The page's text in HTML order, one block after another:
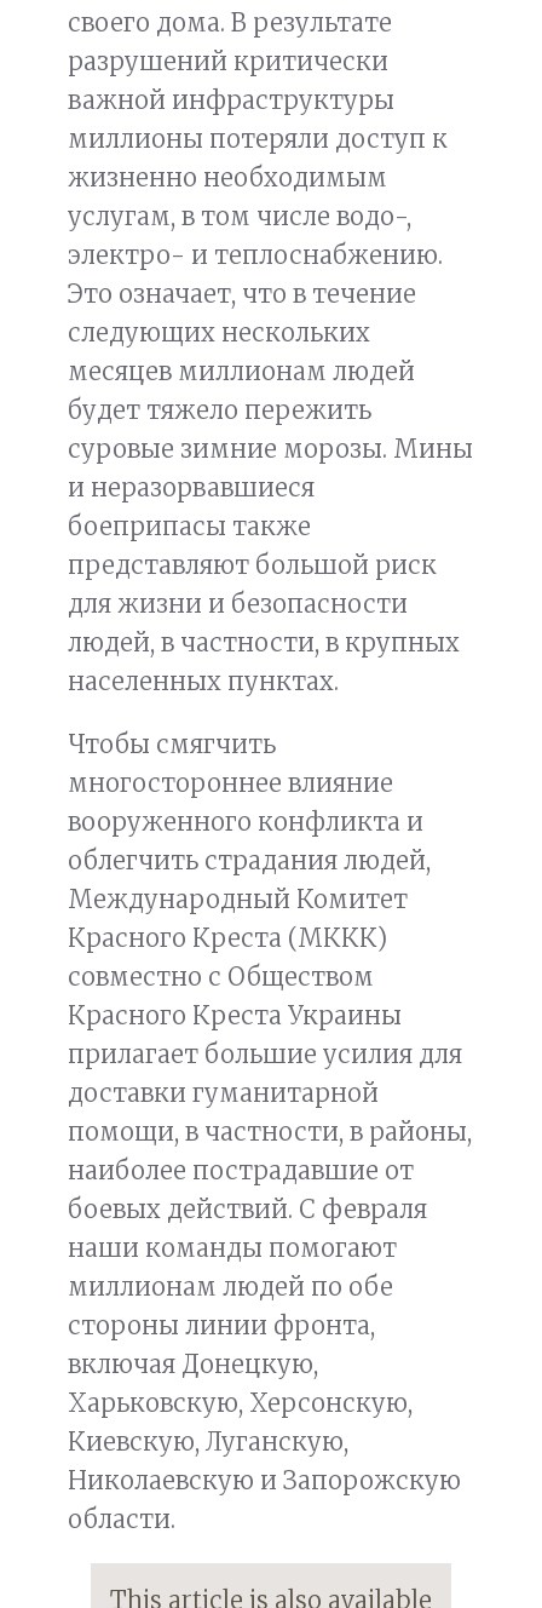
своего дома. В результате
разрушений критически
важной инфраструктуры
миллионы потеряли доступ к
жизненно необходимым
услугам, в том числе водо-,
электро- и теплоснабжению.
Это означает, что в течение
следующих нескольких
месяцев миллионам людей
будет тяжело пережить
суровые зимние морозы. Мины
и неразорвавшиеся
боеприпасы также
представляют большой риск
для жизни и безопасности
людей, в частности, в крупных
населенных пунктах.
Чтобы смягчить
многостороннее влияние
вооруженного конфликта и
облегчить страдания людей,
Международный Комитет
Красного Креста (МККК)
совместно с Обществом
Красного Креста Украины
прилагает большие усилия для
доставки гуманитарной
помощи, в частности, в районы,
наиболее пострадавшие от
боевых действий. С февраля
наши команды помогают
миллионам людей по обе
стороны линии фронта,
включая Донецкую,
Харьковскую, Херсонскую,
Киевскую, Луганскую,
Николаевскую и Запорожскую
области.
This article is also available